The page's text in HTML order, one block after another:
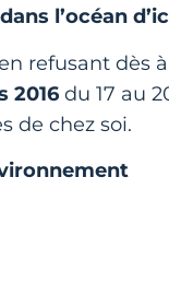
l’océan
refusant dès
2016 du 17 au
de chez soi.